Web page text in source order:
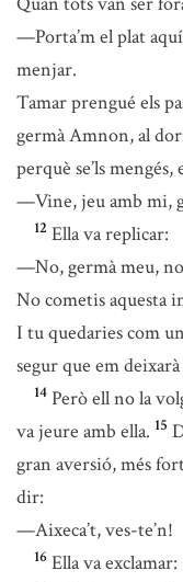
—Porta’m el plat
menjar.
Tamar prengué els
germà Amnon, al
perquè se’ls
—Vine, jeu amb mi,
12 Ella va replicar:
—No, germà meu,
No cometis aquesta
I tu quedaries com
segur que em
14 Però ell no la
va jeure amb ella. 15
gran aversió, més
dir:
—Aixeca’t, ves-te’n!
16 Ella va exclamar: